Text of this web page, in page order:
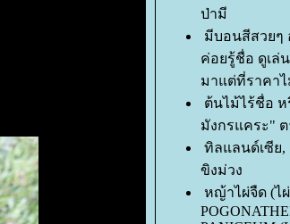
ป่ามี
มีบอนสีสวยๆ
ค่อยรู้ชื่อ ดูเล่
มาแต่ที่ราคา
ต้นไม้ไร้ชื่อ
มังกรแคระ"
ทิลแลนด์เซีย,
ขิงม่วง
หญ้าไผ่จืด (ไ